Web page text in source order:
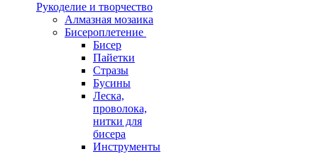
Рукоделие и творчество
Алмазная мозаика
Бисероплетение
Бисер
Пайетки
Стразы
Бусины
Леска,
проволока,
нитки для
бисера
Инструменты